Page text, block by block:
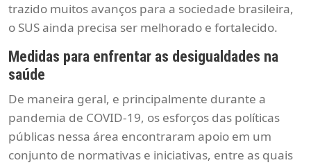
trazido muitos avanços para a sociedade brasileira,
o SUS ainda precisa ser melhorado e fortalecido.
Medidas para enfrentar as desigualdades na
saúde
De maneira geral, e principalmente durante a
pandemia de COVID-19, os esforços das políticas
públicas nessa área encontraram apoio em um
conjunto de normativas e iniciativas, entre as quais